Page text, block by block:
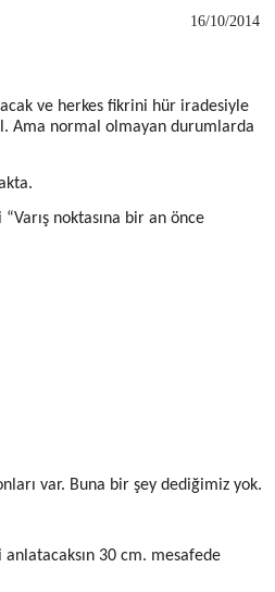
16/10/2014
ve herkes fikrini hür iradesiyle
Ama normal olmayan durumlarda
noktasına bir an önce
var. Buna bir şey dediğimiz yok.
30 cm. mesafede